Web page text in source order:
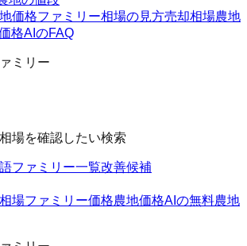
価格ファミリー相場の見方売却相場農地
格AIのFAQ
ミリー
場を確認したい検索
ファミリー一覧改善候補
場ファミリー価格農地価格AIの無料農地